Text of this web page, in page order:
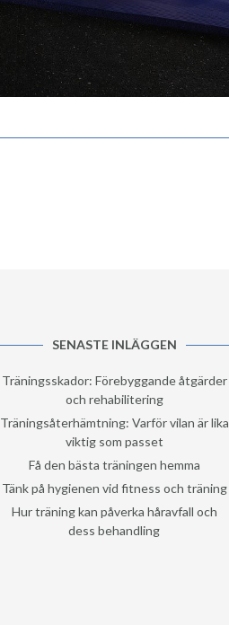
SENASTE INLÄGGEN
Träningsskador: Förebyggande åtgärder
och rehabilitering
Träningsåterhämtning: Varför vilan är lika
viktig som passet
Få den bästa träningen hemma
Tänk på hygienen vid fitness och träning
Hur träning kan påverka håravfall och
dess behandling